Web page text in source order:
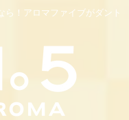
ら！アロマファイブがダント